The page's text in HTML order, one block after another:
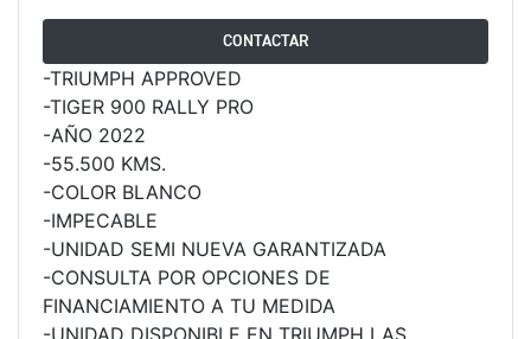
MOTO2
STREET TRIPLE 765 MOTO2
Precio desde $17.490.000
NEWSPEED TRIPLE 1200 RS
Precio desde $20.090.000
CONTACTAR
-TRIUMPH APPROVED
-TIGER 900 RALLY PRO
-AÑO 2022
-55.500 KMS.
-COLOR BLANCO
-IMPECABLE
-UNIDAD SEMI NUEVA GARANTIZADA
-CONSULTA POR OPCIONES DE
FINANCIAMIENTO A TU MEDIDA
-UNIDAD DISPONIBLE EN TRIUMPH LAS